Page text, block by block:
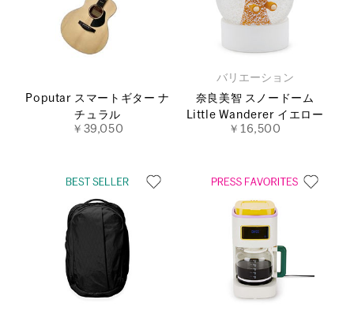
Poputar スマートギター ナ
チュラル
￥39,050
バリエーション
奈良美智 スノードーム
Little Wanderer イエロー
￥16,500